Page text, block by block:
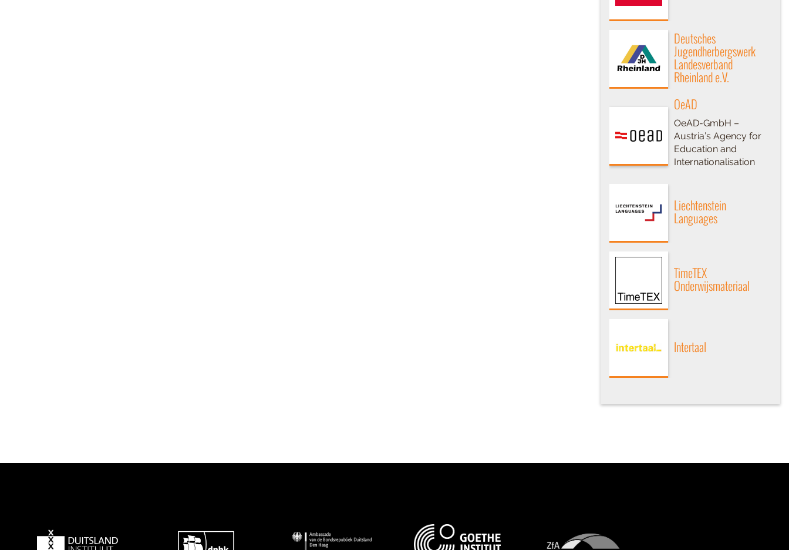
Deutsches
Jugendherbergswerk
Landesverband
Rheinland e.V.
OeAD
OeAD-GmbH –
Austria’s Agency for
Education and
Internationalisation
Liechtenstein
Languages
TimeTEX
Onderwijsmateriaal
Intertaal